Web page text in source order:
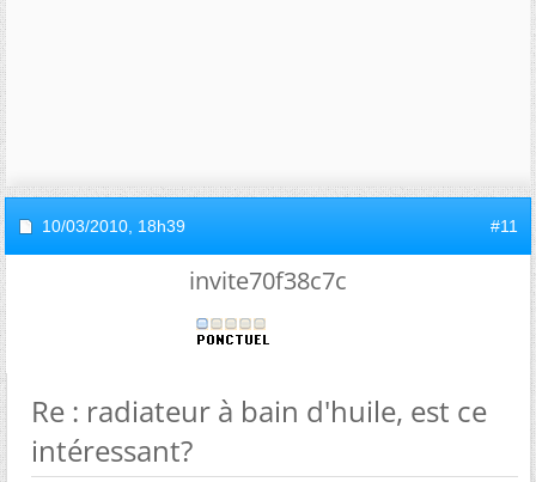
10/03/2010, 18h39 #11
invite70f38c7c
Re : radiateur à bain d'huile, est ce
intéressant?